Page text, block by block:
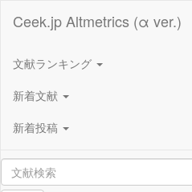
Ceek.jp Altmetrics (α ver.)
文献ランキング
新着文献
新着投稿